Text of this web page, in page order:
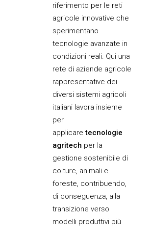
riferimento per le reti
agricole innovative che
sperimentano
tecnologie avanzate in
condizioni reali. Qui una
rete di aziende agricole
rappresentative dei
diversi sistemi agricoli
italiani lavora insieme
per
applicaretecnologie
agritech per la
gestione sostenibile di
colture, animali e
foreste, contribuendo,
di conseguenza, alla
transizione verso
modelli produttivi più